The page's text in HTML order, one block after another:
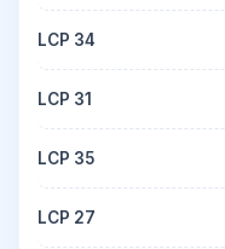
LCP 34
LCP 31
LCP 35
LCP 27